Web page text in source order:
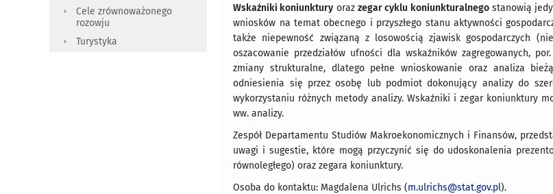
Wskaźniki koniunktury orazzegar cyklu koniunkturalnegostanowią
wniosków na temat obecnego i przyszłego stanu aktywności
także niepewność związaną z losowością zjawisk gospodarczych
oszacowanie przedziałów ufności dla wskaźników zagregowanych,
zmiany strukturalne, dlatego pełne wnioskowanie oraz analiza
odniesienia się przez osobę lub podmiot dokonujący analizy do
wykorzystaniu różnych metody analizy. Wskaźniki i zegar koniunktury
ww. analizy.
Zespół Departamentu Studiów Makroekonomicznych i Finansów,
uwagi i sugestie, które mogą przyczynić się do udoskonalenia
równoległego) oraz zegara koniunktury.
Osoba do kontaktu: Magdalena Ulrichs(m.ulrichs@stat.gov.pl).
Cele zrównoważonego
rozowju
Turystyka